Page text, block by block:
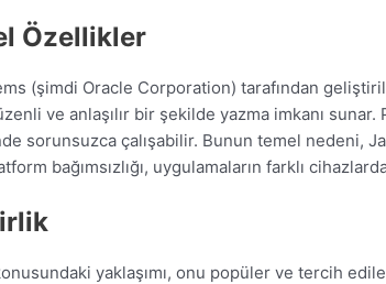
Özellikler
(şimdi Oracle Corporation) tarafından
ve anlaşılır bir şekilde yazma imkanı
sorunsuzca çalışabilir. Bunun temel nedeni,
bağımsızlığı, uygulamaların farklı
yaklaşımı, onu popüler ve tercih